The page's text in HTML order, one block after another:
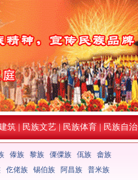
筑 民族文艺 民族体育 民族自治
傣族 黎族 傈僳族 佤族
畲族
仡佬族 锡伯族 阿昌族
普米族